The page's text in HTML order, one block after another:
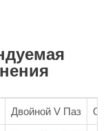
Двойной V Паз